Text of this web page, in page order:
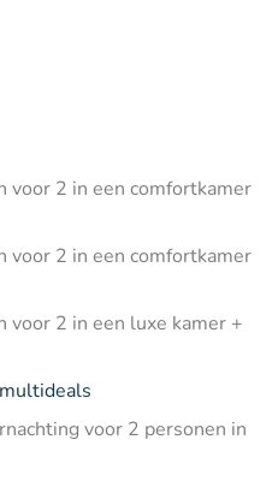
voor 2 in een comfortkamer
voor 2 in een comfortkamer
voor 2 in een luxe kamer +
voor 2 personen in